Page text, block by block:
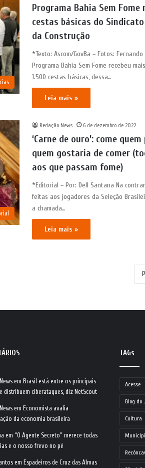
Programa Bahia Sem Fome
cestas básicas do
da Construção
*Texto: Ascom/GovBa – Fotos: Fernando
Programa Bahia Sem Fome recebeu
1.500 cestas básicas, dessa…
Leia mais »
Redação News 6 de dezembro de 2022
‘Carne de ouro’: come
quem gostaria de comer
aos que passam fome)
*Editorial – Por: Dell Santana Na
feitas aos jogadores da Seleção
a chamada…
Leia mais »
em Brasil está entre os principais
distribuem ciberataques, diz NetScout
em Economista avalia
da economia brasileira
em“O Agente Secreto” merece todas
e o nosso frevo no pé
em Espadeiros de Cruz das Almas
TAGs
Acesse
Blog do
Cultura